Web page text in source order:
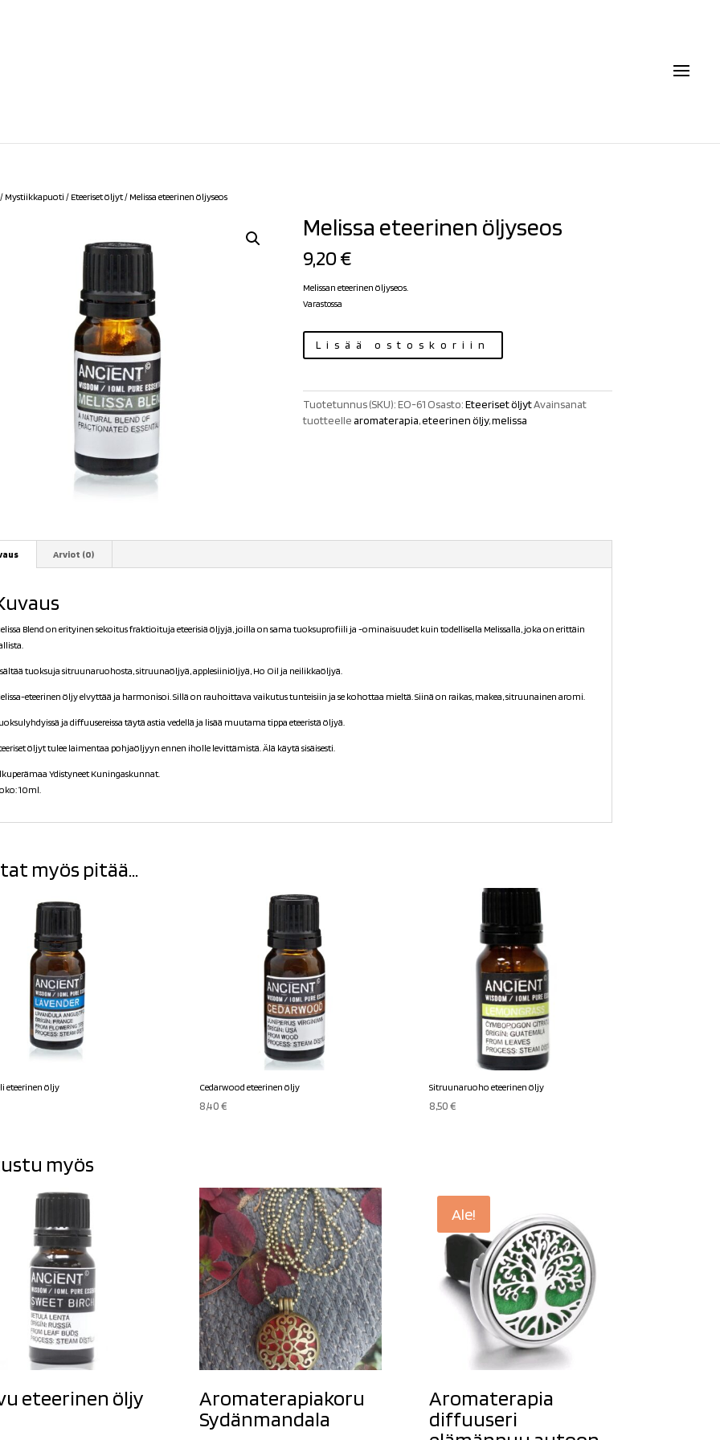
/ Mystiikkapuoti / Eteeriset öljyt/ Melissa eteerinen öljyseos
Melissa eteerinen öljyseos
9,20€
Melissan eteerinen öljyseos.
Varastossa
eteerinen
Lisää ostoskoriin
Tuotetunnus (SKU):EO-61 Osasto:Eteeriset öljytAvainsanat
tuotteellearomaterapia,eteerinen öljy,melissa
Arviot (0)
Blend on erityinen sekoitus fraktioituja eteerisiä öljyjä, joilla on sama tuoksuprofiili ja -ominaisuudet kuin todellisella Melissalla, joka on erittäin
tuoksuja sitruunaruohosta, sitruunaöljyä, applesiiniöljyä, Ho Oil ja neilikkaöljyä.
eteerinen öljy elvyttää ja harmonisoi. Sillä on rauhoittava vaikutus tunteisiin ja se kohottaa mieltä. Siinä on raikas, makea, sitruunainen aromi.
ja diffuusereissa täytä astia vedellä ja lisää muutama tippa eteeristä öljyä.
öljyt tulee laimentaa pohjaöljyyn ennen iholle levittämistä. Älä käytä sisäisesti.
Ydistyneet Kuningaskunnat.
10ml.
myös pitää...
eteerinen öljy Cedarwood eteerinen öljy
8,40€
Sitruunaruoho eteerinen öljy
8,50€
myös
eteerinen öljy
Aromaterapiakoru
Sydänmandala
Ale!
Aromaterapia
diffuuseri